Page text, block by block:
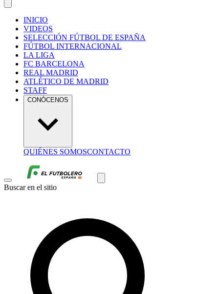
INICIO
VIDEOS
SELECCIÓN FÚTBOL DE ESPAÑA
FÚTBOL INTERNACIONAL
LA LIGA
FC BARCELONA
REAL MADRID
ATLÉTICO DE MADRID
STAFF
CONÓCENOS
QUIÉNES SOMOSCONTACTO
Buscar en el sitio